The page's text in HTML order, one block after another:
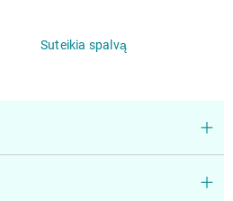
Suteikia spalvą